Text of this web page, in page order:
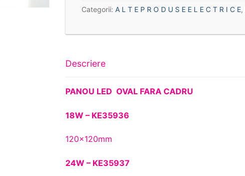
Categorii:A L T E P R O D U S E E L E C T R I C E,
Descriere
PANOU LED OVAL FARA CADRU
18W – KE35936
120x120mm
24W – KE35937